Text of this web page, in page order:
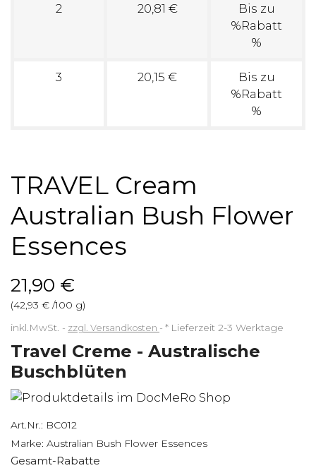
2 20,81 €
Bis zu
%Rabatt
%
3 20,15 €
Bis zu
%Rabatt
%
TRAVEL Cream
Australian Bush Flower
Essences
21,90 €
(42,93 € /100 g)
inkl.MwSt.
zzgl. Versandkosten * Lieferzeit 2-3 Werktage
Travel Creme - Australische
Buschblüten
Art.Nr.: BC012
Marke: Australian Bush Flower Essences
Gesamt-Rabatte